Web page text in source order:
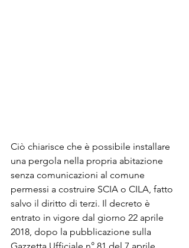
Ciò chiarisce che è possibile installare
una pergola nella propria abitazione
senza comunicazioni al comune
permessi a costruire SCIA o CILA, fatto
salvo il diritto di terzi. Il decreto è
entrato in vigore dal giorno 22 aprile
2018, dopo la pubblicazione sulla